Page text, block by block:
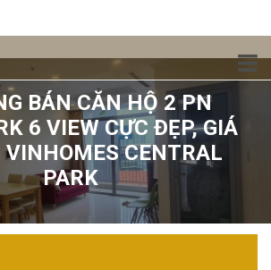
BÁN CĂN HỘ 2 PN
6 VIEW CỰC ĐẸP, GIÁ
CENTRAL
PARK